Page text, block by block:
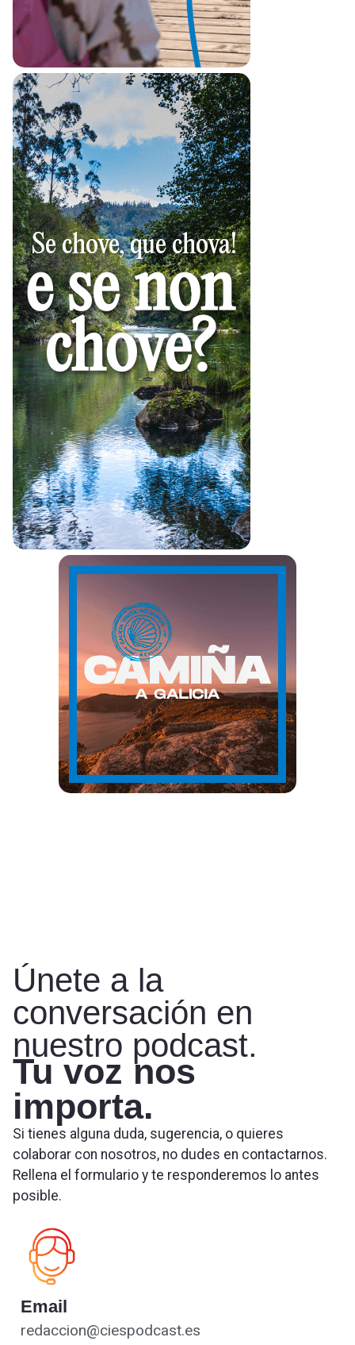
Únete a la
conversación en
nuestro podcast.
Tu voz nos
importa.
Si tienes alguna duda, sugerencia, o quieres
colaborar con nosotros, no dudes en contactarnos.
Rellena el formulario y te responderemos lo antes
posible.
Email
redaccion@ciespodcast.es